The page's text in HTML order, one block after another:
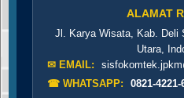
ALAMAT
Jl. Karya Wisata, Kab. Deli
Utara,
✉ EMAIL:
☎ WHATSAPP:
0821-4221-